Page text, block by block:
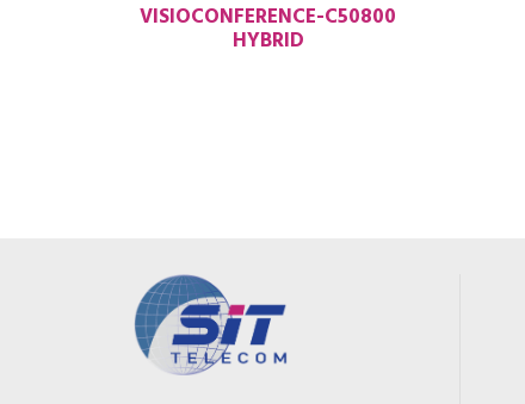
VISIOCONFERENCE-C50800
HYBRID